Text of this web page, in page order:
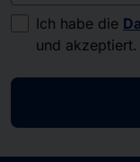
Ich habe die
und akzeptiert.